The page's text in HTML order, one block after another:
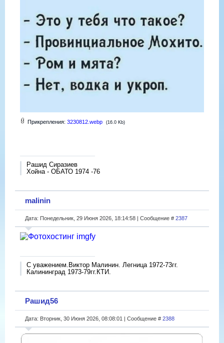
Прикрепления: 3230812.webp (16.0 Kb)
Рашид Сиразиев
Хойна - ОБАТО 1974 -76
malinin
Дата: Понедельник, 29 Июня 2026, 18:14:58 | Сообщение # 2387
С уважением.Виктор Малинин. Легница 1972-73гг.
Калининград 1973-79гг.КТИ.
Рашид56
Дата: Вторник, 30 Июня 2026, 08:08:01 | Сообщение # 2388